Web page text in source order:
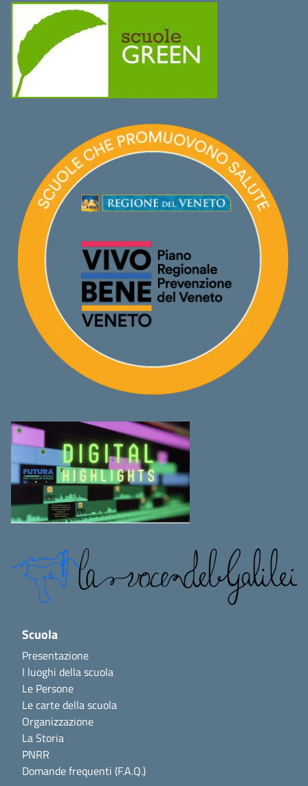
Scuola
Presentazione
I luoghi della scuola
Le Persone
Le carte della scuola
Organizzazione
La Storia
PNRR
Domande frequenti (F.A.Q.)